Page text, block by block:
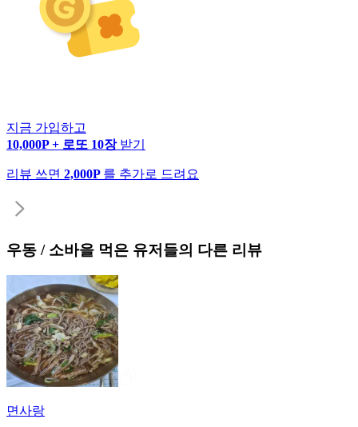
지금 가입하고
10,000P + 로또 10장 받기
리뷰 쓰면 2,000P 를 추가로 드려요
우동 / 소바을 먹은 유저들의 다른 리뷰
면사랑